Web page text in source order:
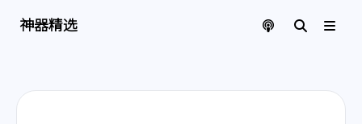
神器精选